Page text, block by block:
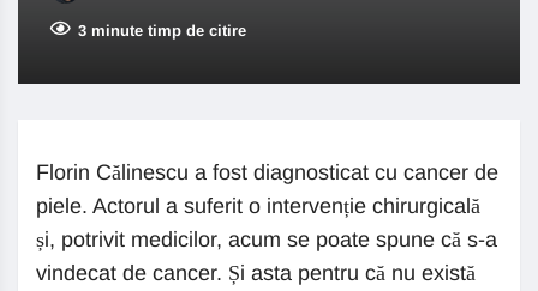
3 minute timp de citire
Florin Călinescu a fost diagnosticat cu cancer de
piele. Actorul a suferit o intervenție chirurgicală
și, potrivit medicilor, acum se poate spune că s-a
vindecat de cancer. Și asta pentru că nu există